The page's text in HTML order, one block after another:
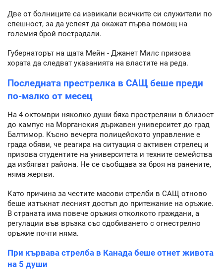
Две от болниците са извикали всичките си служители по
спешност, за да успеят да окажат първа помощ на
големия брой пострадали.
Губернаторът на щата Мейн - Джанет Милс призова
хората да следват указанията на властите на реда.
Последната престрелка в САЩ беше преди
по-малко от месец
На 4 октомври няколко души бяха простреляни в близост
до кампус на Морганския държавен университет до град
Балтимор. Късно вечерта полицейското управление е
града обяви, че реагира на ситуация с активен стрелец и
призова студентите на университета и техните семейства
да избягват района. Не се съобщава за броя на ранените,
няма жертви.
Като причина за честите масови стрелби в САЩ отново
беше изтъкнат лесният достъп до притежание на оръжие.
В страната има повече оръжия отколкото граждани, а
регулации във връзка със сдобиването с огнестрелно
оръжие почти няма.
При кървава стрелба в Канада беше отнет живота
на 5 души